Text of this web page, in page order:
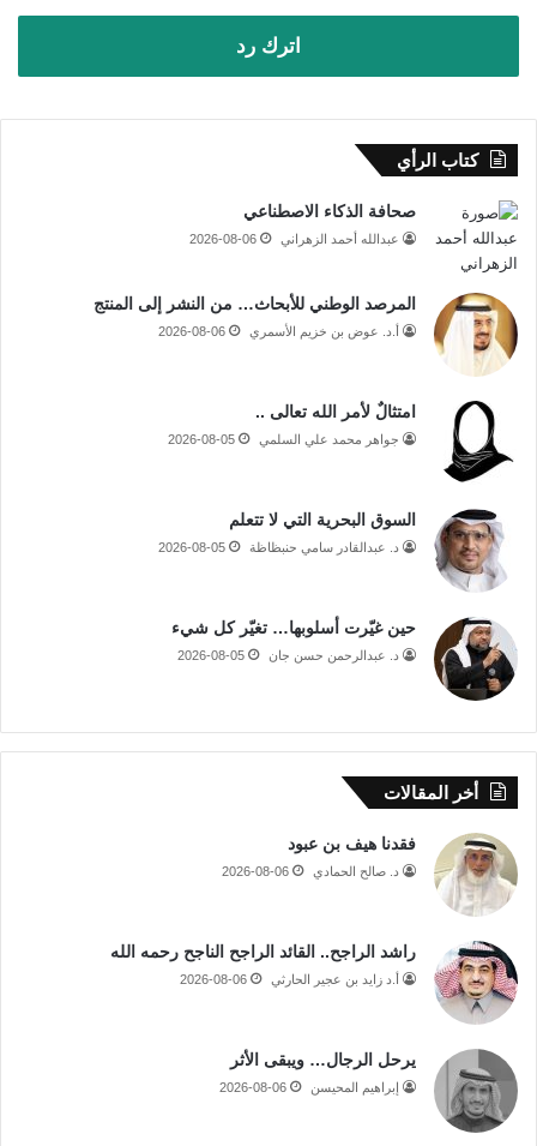
اترك رد
كتاب الرأي
صحافة الذكاء الاصطناعي
عبدالله أحمد الزهراني 2026-08-06
المرصد الوطني للأبحاث… من النشر إلى المنتج
أ.د. عوض بن خزيم الأسمري 2026-08-06
امتثالٌ لأمر الله تعالى ..
جواهر محمد علي السلمي 2026-08-05
السوق البحرية التي لا تتعلم
د. عبدالقادر سامي حنبظاظة 2026-08-05
حين غيّرت أسلوبها… تغيّر كل شيء
د. عبدالرحمن حسن جان 2026-08-05
أخر المقالات
فقدنا هيف بن عبود
د. صالح الحمادي 2026-08-06
راشد الراجح.. القائد الراجح الناجح رحمه الله
أ.د زايد بن عجير الحارثي 2026-08-06
يرحل الرجال… ويبقى الأثر
إبراهيم المحيسن 2026-08-06